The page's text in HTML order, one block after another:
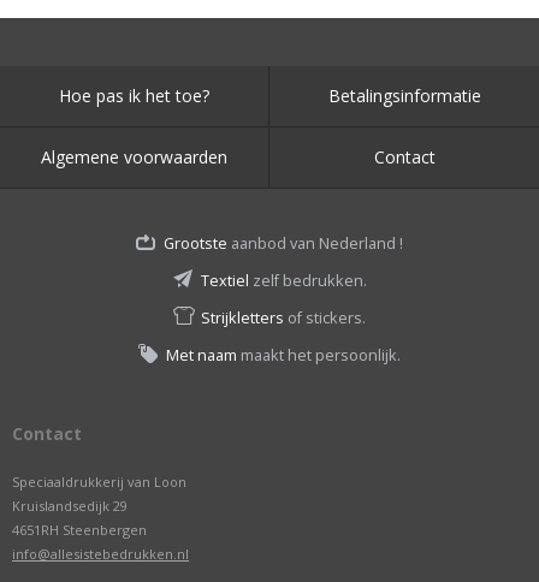
Hoe pas ik het toe? Betalingsinformatie
Algemene voorwaarden Contact
Grootste aanbod van Nederland !
Textiel zelf bedrukken.
Strijkletters of stickers.
Met naam maakt het persoonlijk.
Contact
Speciaaldrukkerij van Loon
Kruislandsedijk 29
4651RH Steenbergen
info@allesistebedrukken.nl